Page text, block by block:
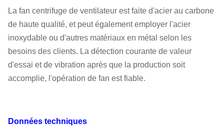
La fan centrifuge de ventilateur est faite d'acier au carbone
de haute qualité, et peut également employer l'acier
inoxydable ou d'autres matériaux en métal selon les
besoins des clients. La détection courante de valeur
d'essai et de vibration après que la production soit
accomplie, l'opération de fan est fiable.
Données techniques